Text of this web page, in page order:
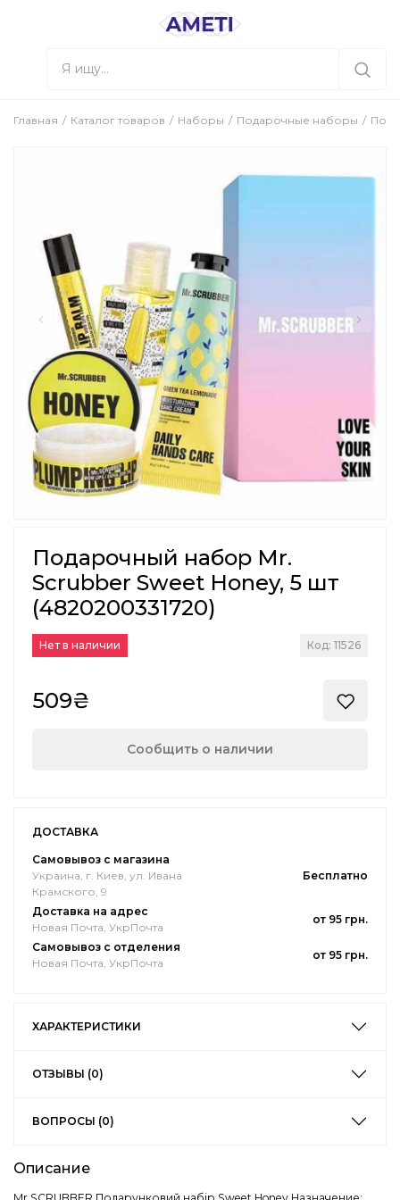
Главная Каталог товаров Наборы Подарочные наборы
Подарочный набор Mr.
Scrubber Sweet Honey, 5 шт
(4820200331720)
Нет в наличии Код: 11526
509₴
Сообщить о наличии
ДОСТАВКА
Самовывоз с магазина
Украина, г. Киев, ул. Ивана
Крамского, 9
Бесплатно
Доставка на адрес
Новая Почта, УкрПочта
от 95 грн.
Самовывоз с отделения
Новая Почта, УкрПочта
от 95 грн.
ХАРАКТЕРИСТИКИ
ОТЗЫВЫ (0)
ВОПРОСЫ (0)
Описание